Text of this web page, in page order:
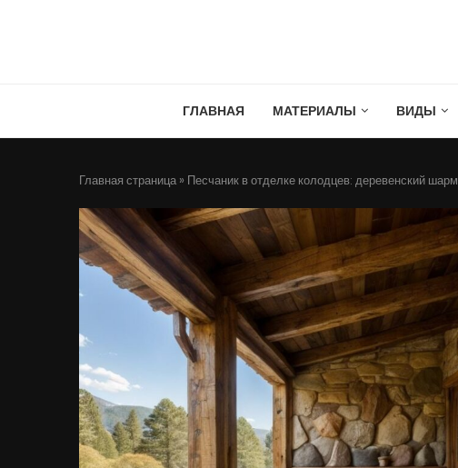
ГЛАВНАЯ МАТЕРИАЛЫ ВИДЫ
Главная страница » Песчаник в отделке колодцев: деревенский шарм